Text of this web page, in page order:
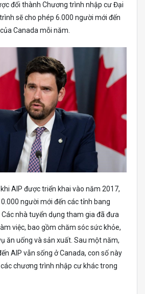
đổi thành Chương trình nhập cư Đại
sẽ cho phép 6.000 người mới đến
Canada mỗi năm.
AIP được triển khai vào năm 2017,
người mới đến các tỉnh bang
nhà tuyển dụng tham gia đã đưa
việc, bao gồm chăm sóc sức khỏe,
ăn uống và sản xuất. Sau một năm,
AIP vẫn sống ở Canada, con số này
chương trình nhập cư khác trong